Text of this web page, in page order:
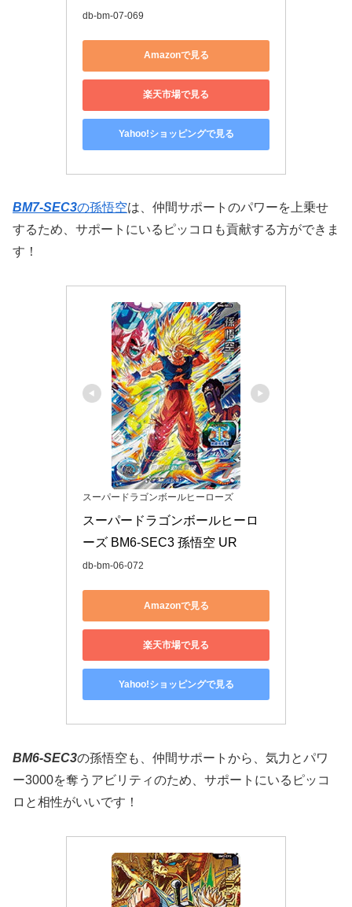
db-bm-07-069
Amazonで見る
楽天市場で見る
Yahoo!ショッピングで見る
BM7-SEC3の孫悟空は、仲間サポートのパワーを上乗せ
するため、サポートにいるピッコロも貢献する方ができま
す！
スーパードラゴンボールヒーローズ
スーパードラゴンボールヒーロ
ーズ BM6-SEC3 孫悟空 UR
db-bm-06-072
Amazonで見る
楽天市場で見る
Yahoo!ショッピングで見る
BM6-SEC3の孫悟空も、仲間サポートから、気力とパワ
ー3000を奪うアビリティのため、サポートにいるピッコ
ロと相性がいいです！